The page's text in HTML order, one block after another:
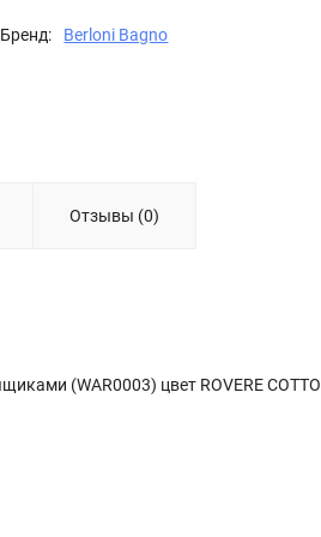
Бренд: Berloni Bagno
Отзывы (0)
(WAR0003) цвет ROVERE COTTO